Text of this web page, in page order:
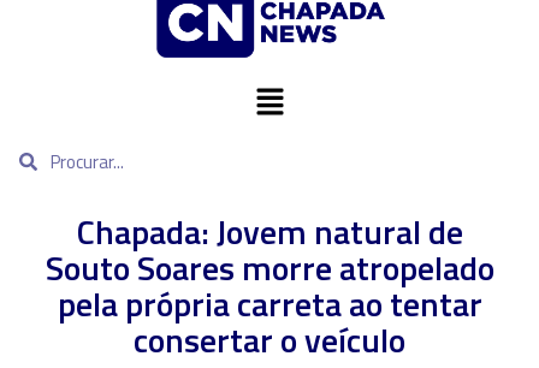
Chapada: Jovem natural de
Souto Soares morre atropelado
pela própria carreta ao tentar
consertar o veículo